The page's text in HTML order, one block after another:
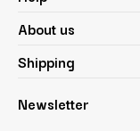
About us
Shipping
Newsletter